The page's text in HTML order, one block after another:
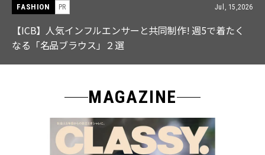
FASHION PR Jul, 15,2026
【ICB】人気インフルエンサーと共同制作! 週5で着たく
なる「名品ブラウス」２選
MAGAZINE